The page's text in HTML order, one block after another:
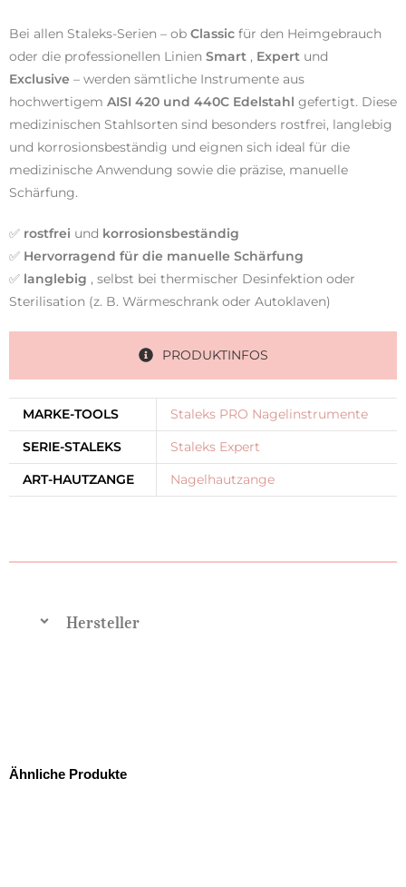
Bei allen Staleks-Serien – ob Classic für den Heimgebrauch
oder die professionellen Linien Smart , Expert und
Exclusive – werden sämtliche Instrumente aus
hochwertigem AISI 420 und 440C Edelstahl gefertigt. Diese
medizinischen Stahlsorten sind besonders rostfrei, langlebig
und korrosionsbeständig und eignen sich ideal für die
medizinische Anwendung sowie die präzise, ​​manuelle
Schärfung.
✅ rostfrei und korrosionsbeständig
✅ Hervorragend für die manuelle Schärfung
✅ langlebig , selbst bei thermischer Desinfektion oder
Sterilisation (z. B. Wärmeschrank oder Autoklaven)
PRODUKTINFOS
MARKE-TOOLS
Staleks PRO Nagelinstrumente
SERIE-STALEKS
Staleks Expert
ART-HAUTZANGE
Nagelhautzange
Hersteller
Ähnliche Produkte